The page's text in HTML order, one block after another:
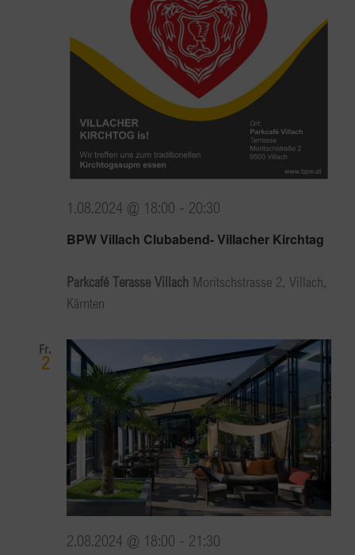
BPW Villach Clubabend- Villacher Kirchtag
1.08.2024 @ 18:00 - 20:30
Parkcafé Terasse Villach Moritschstrasse 2, Villach,
Kärnten
Fr.
2
2.08.2024 @ 18:00 - 21:30